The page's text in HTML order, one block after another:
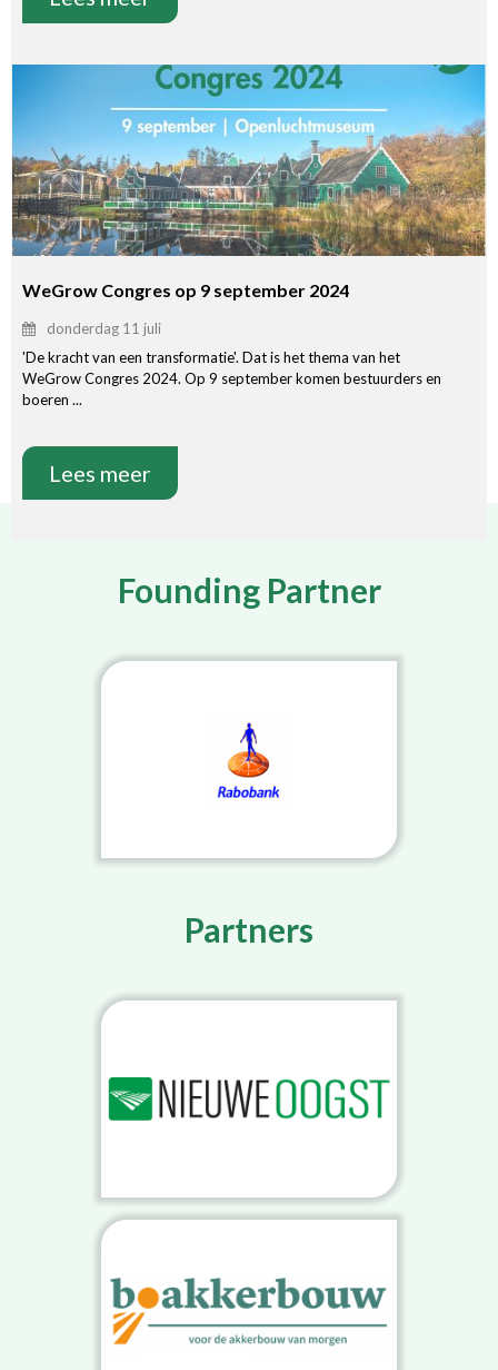
WeGrow Congres op 9 september 2024
donderdag 11 juli
'De kracht van een transformatie'. Dat is het thema van het
WeGrow Congres 2024. Op 9 september komen bestuurders en
boeren ...
Lees meer
Founding Partner
Partners